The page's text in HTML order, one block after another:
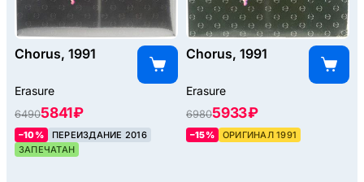
Chorus, 1991
Erasure
64905841 ₽
–10%
ПЕРЕИЗДАНИЕ 2016
ЗАПЕЧАТАН
Chorus, 1991
Erasure
69805933 ₽
–15% ОРИГИНАЛ 1991